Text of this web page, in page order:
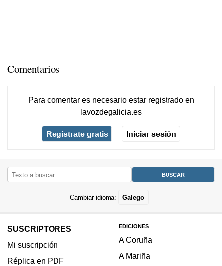
Comentarios
Para comentar es necesario estar registradoen
lavozdegalicia.es
Regístrate gratis Iniciar sesión
Cambiar idioma: Galego
SUSCRIPTORES
Mi suscripción
Réplica en PDF
EDICIONES
A Coruña
A Mariña